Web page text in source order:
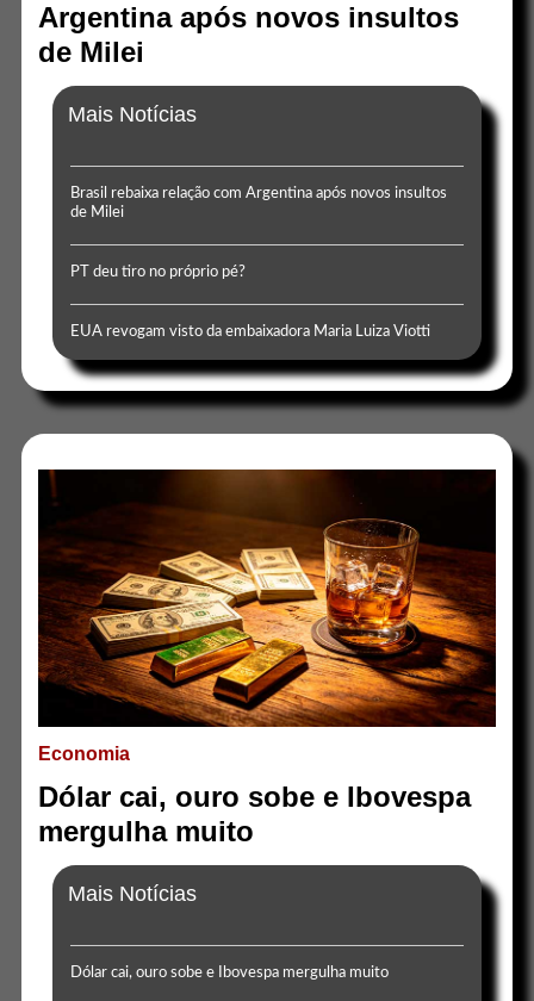
Argentina após novos insultos
de Milei
Mais Notícias
Brasil rebaixa relação com Argentina após novos insultos
de Milei
PT deu tiro no próprio pé?
EUA revogam visto da embaixadora Maria Luiza Viotti
Economia
Dólar cai, ouro sobe e Ibovespa
mergulha muito
Mais Notícias
Dólar cai, ouro sobe e Ibovespa mergulha muito